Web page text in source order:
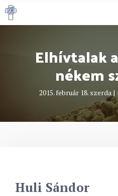
Kilépés
a
Elhívtalak
nékem
2015. február 18. szerda |
Huli Sándor